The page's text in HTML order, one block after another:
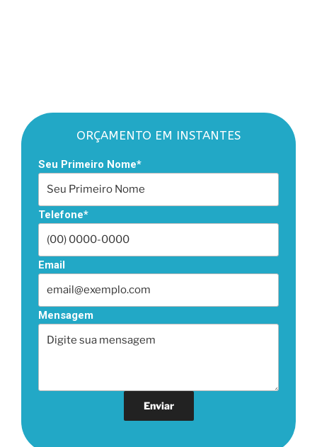
ORÇAMENTO EM INSTANTES
Seu Primeiro Nome*
Telefone*
Email
Mensagem